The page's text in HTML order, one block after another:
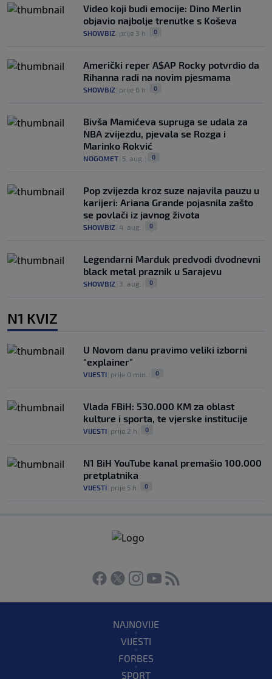
Video koji budi emocije: Dino Merlin
objavio najbolje trenutke s Koševa
SHOWBIZ prije 3 h 0
Američki reper A$AP Rocky potvrdio da
Rihanna radi na novim pjesmama
SHOWBIZ prije 6 h 0
Bivša Mamićeva supruga se udala za
NBA zvijezdu, pjevala se Rozga i
Marinko Rokvić
NOGOMET 5. aug. 0
Pop zvijezda kroz suze najavila pauzu u
karijeri: Ariana Grande pojasnila zašto
se povlači iz javnog života
SHOWBIZ 4. aug. 0
Legendarni Marduk predvodi dvodnevni
black metal praznik u Sarajevu
SHOWBIZ 3. aug. 0
N1 KVIZ
U Novom danu pravimo veliki izborni
"explainer"
VIJESTI prije 0 min. 0
Vlada FBiH: 530.000 KM za oblast
kulture i sporta, te vjerske institucije
VIJESTI prije 2 h 0
N1 BiH YouTube kanal premašio 100.000
pretplatnika
VIJESTI prije 5 h 0
NAJNOVIJE
VIJESTI
FORBES
SPORT